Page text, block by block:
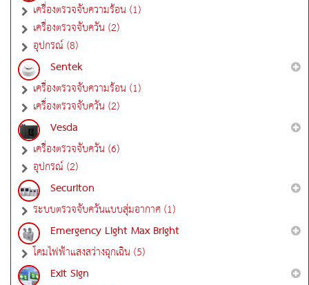
เครื่องตรวจจับความร้อน (1)
เครื่องตรวจจับควัน (2)
อุปกรณ์ (8)
Sentek
เครื่องตรวจจับความร้อน (1)
เครื่องตรวจจับควัน (2)
Vesda
เครื่องตรวจจับควัน (6)
อุปกรณ์ (2)
Securiton
ระบบตรวจจับควันแบบสุ่มอากาศ (1)
Emergency Light Max Bright
โคมไฟฟ้าแสงสว่างฉุกเฉิน (5)
Exit Sign